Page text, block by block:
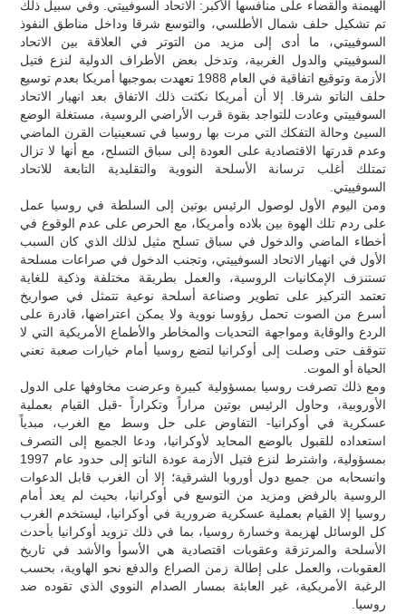
الهيمنة والقضاء على منافسها الأكبر: الاتحاد السوفييتي. وفي سبيل ذلك
تم تشكيل حلف شمال الأطلسي، والتوسع شرقا وداخل مناطق النفوذ
السوفييتي، ما أدى إلى مزيد من التوتر في العلاقة بين الاتحاد
السوفييتي والدول الغربية، وتدخل بعض الأطراف الدولية لنزع فتيل
الأزمة وتوقيع اتفاقية في العام 1988 تعهدت بموجبها أمريكا بعدم توسيع
حلف الناتو شرقا. إلا أن أمريكا نكثت ذلك الاتفاق بعد انهيار الاتحاد
السوفييتي وعادت للتواجد بقوة قرب الأراضي الروسية، مستغلة الوضع
السيئ وحالة التفكك التي مرت بها روسيا في تسعينيات القرن الماضي
وعدم قدرتها الاقتصادية على العودة إلى سباق التسلح، مع أنها لا تزال
تمتلك أغلب ترسانة الأسلحة النووية والتقليدية التابعة للاتحاد
السوفييتي.
ومن اليوم الأول لوصول الرئيس بوتين إلى السلطة في روسيا عمل
على ردم تلك الهوة بين بلاده وأمريكا، مع الحرص على عدم الوقوع في
أخطاء الماضي والدخول في سباق تسلح مثيل لذلك الذي كان السبب
الأول في انهيار الاتحاد السوفييتي، وتجنب الدخول في صراعات مسلحة
تستنزف الإمكانيات الروسية، والعمل بطريقة مختلفة وذكية للغاية
تعتمد التركيز على تطوير وصناعة أسلحة نوعية تتمثل في صواريخ
أسرع من الصوت تحمل رؤوسا نووية ولا يمكن اعتراضها، قادرة على
الردع والوقاية ومواجهة التحديات والمخاطر والأطماع الأمريكية التي لا
تتوقف حتى وصلت إلى أوكرانيا لتضع روسيا أمام خيارات صعبة تعني
الحياة أو الموت.
ومع ذلك تصرفت روسيا بمسؤولية كبيرة وعرضت مخاوفها على الدول
الأوروبية، وحاول الرئيس بوتين مراراً وتكراراً -قبل القيام بعملية
عسكرية في أوكرانيا- التفاوض على حل وسط مع الغرب، مبدياً
استعداده للقبول بالوضع المحايد لأوكرانيا، ودعا الجميع إلى التصرف
بمسؤولية، واشترط لنزع فتيل الأزمة عودة الناتو إلى حدود عام 1997
وانسحابه من جميع دول أوروبا الشرقية؛ إلا أن الغرب قابل الدعوات
الروسية بالرفض ومزيد من التوسع في أوكرانيا، بحيث لم يعد أمام
روسيا إلا القيام بعملية عسكرية ضرورية في أوكرانيا، ليستخدم الغرب
كل الوسائل لهزيمة وخسارة روسيا، بما في ذلك تزويد أوكرانيا بأحدث
الأسلحة والمرتزقة وعقوبات اقتصادية هي الأسوأ والأشد في تاريخ
العقوبات، والعمل على إطالة زمن الصراع والدفع نحو الهاوية، بحسب
الرغبة الأمريكية، غير العابئة بمسار الصدام النووي الذي تقوده ضد
روسيا.